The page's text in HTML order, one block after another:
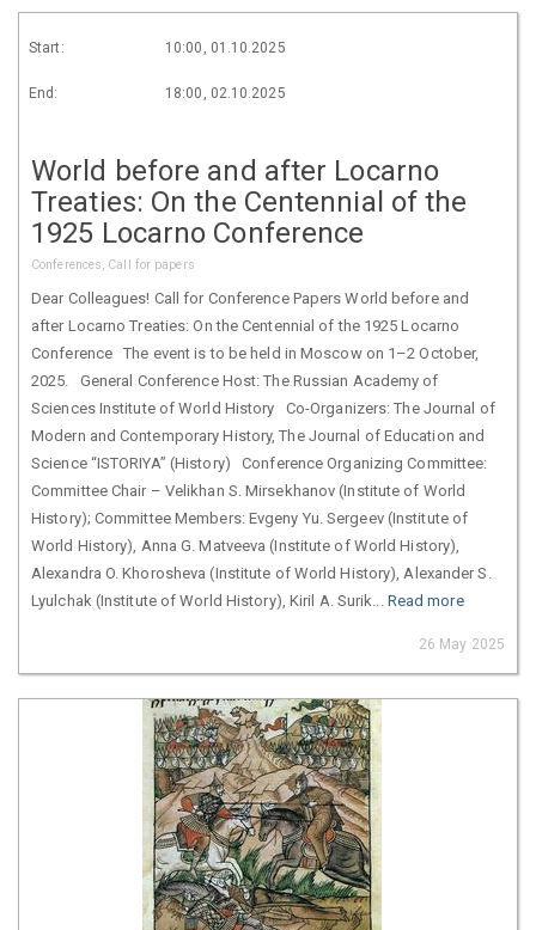
Start: 10:00, 01.10.2025
End: 18:00, 02.10.2025
World before and after Locarno
Treaties: On the Centennial of the
1925 Locarno Conference
Conferences, Call for papers
Dear Colleagues! Call for Conference Papers World before and
after Locarno Treaties: On the Centennial of the 1925 Locarno
Conference The event is to be held in Moscow on 1–2 October,
2025. General Conference Host: The Russian Academy of
Sciences Institute of World History Co-Organizers: The Journal of
Modern and Contemporary History, The Journal of Education and
Science “ISTORIYA” (History) Conference Organizing Committee:
Committee Chair – Velikhan S. Mirsekhanov (Institute of World
History); Committee Members: Evgeny Yu. Sergeev (Institute of
World History), Anna G. Matveeva (Institute of World History),
Alexandra O. Khorosheva (Institute of World History), Alexander S.
Lyulchak (Institute of World History), Kiril A. Surik... Read more
26 May 2025